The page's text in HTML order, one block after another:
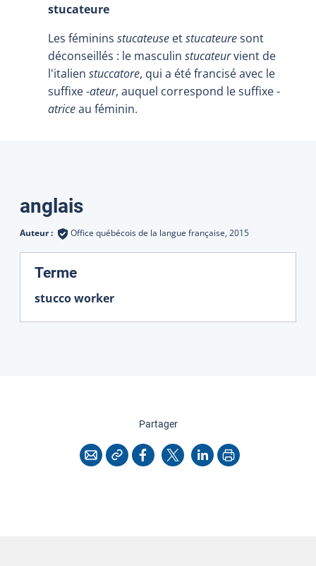
stucateure
Les féminins stucateuse etstucateuresont
déconseillés : le masculin stucateurvient de
l'italien stuccatore, qui a été francisé avec le
suffixe -ateur, auquel correspond le suffixe -
atriceau féminin.
Traductions
anglais
Auteur : Office québécois de la langue française, 2015
Terme:
stucco worker
Partagercette page
CourrielCopier l'adresse
Facebook
X LinkedInImprimer